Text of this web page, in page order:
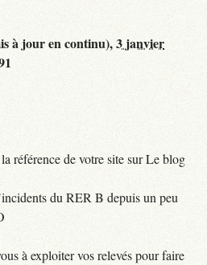
à jour en continu),3 janvier
référence de votre site sur Le blog
du RER B depuis un peu
à exploiter vos relevés pour faire